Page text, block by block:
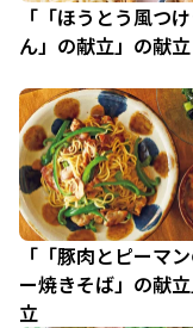
「「ほうとう風つ
ん」の献立」の献立
「「豚肉とピーマ
ー焼きそば」の献
立